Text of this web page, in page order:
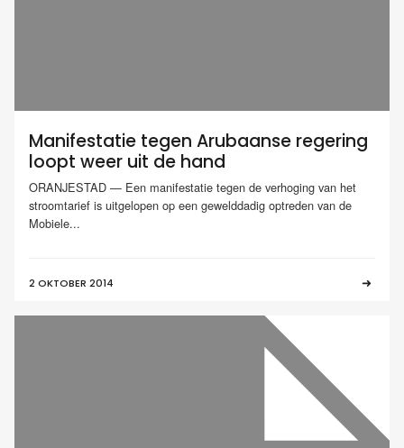
Manifestatie tegen Arubaanse regering
loopt weer uit de hand
ORANJESTAD — Een manifestatie tegen de verhoging van het
stroomtarief is uitgelopen op een gewelddadig optreden van de
Mobiele...
2 OKTOBER 2014